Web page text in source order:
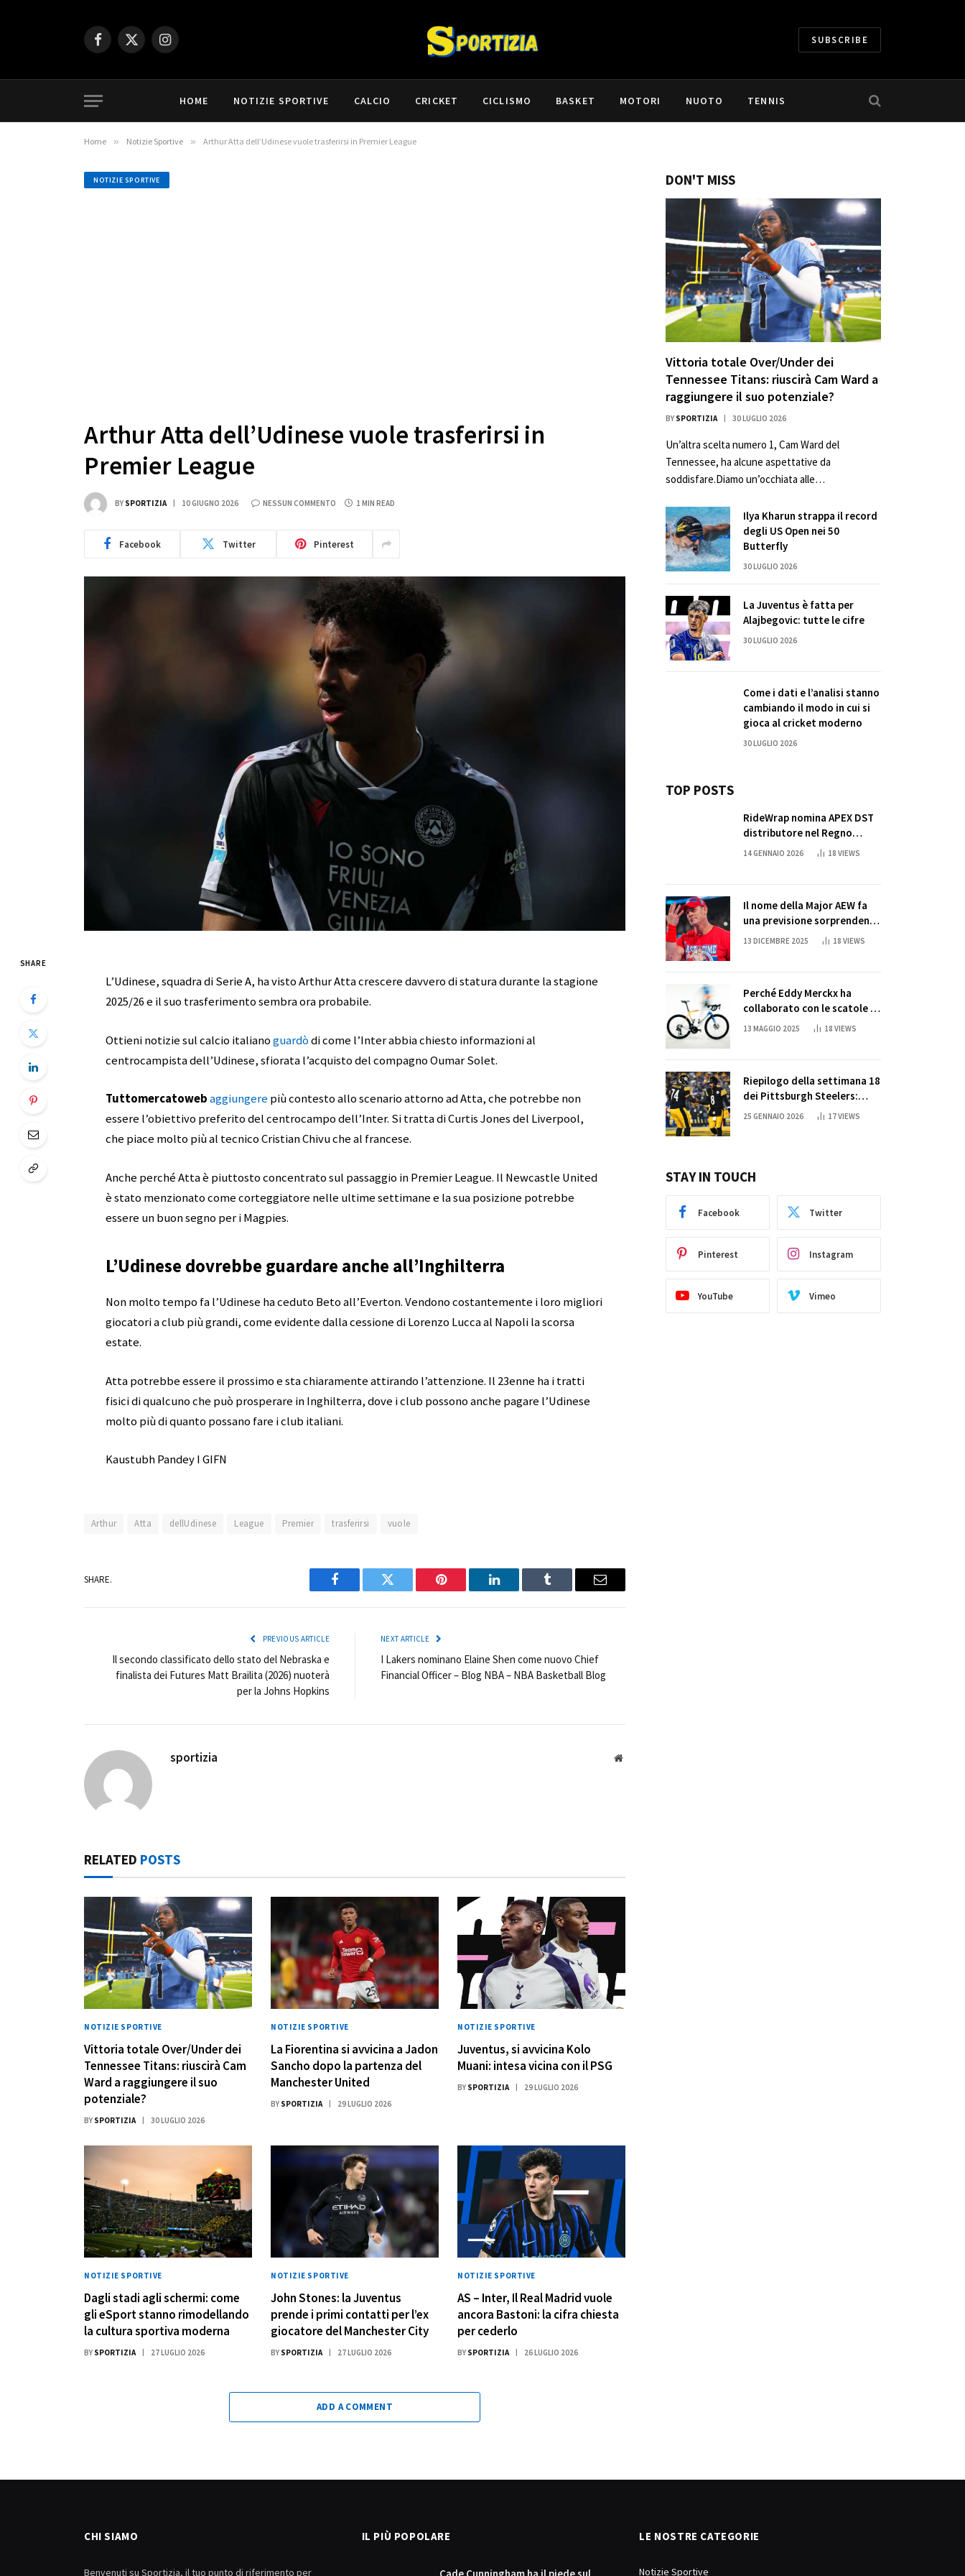
Facebook
X
Instagram SUBSCRIBE
HOME NOTIZIE SPORTIVE CALCIO CRICKET CICLISMO BASKET MOTORI NUOTO TENNIS
Home » Notizie Sportive » Arthur Atta dell’Udinese vuole trasferirsi in Premier League
NOTIZIE SPORTIVE
Arthur Atta dell’Udinese vuole trasferirsi in
Premier League
BY SPORTIZIA 10 GIUGNO 2026 NESSUN COMMENTO 1 MIN READ
Facebook Twitter Pinterest
SHARE
L’Udinese, squadra di Serie A, ha visto Arthur Atta crescere davvero di statura durante la stagione
2025/26 e il suo trasferimento sembra ora probabile.
Ottieni notizie sul calcio italianoguardòdi come l’Inter abbia chiesto informazioni al
centrocampista dell’Udinese, sfiorata l’acquisto del compagno Oumar Solet.
Tuttomercatowebaggiungere più contesto allo scenario attorno ad Atta, che potrebbe non
essere l’obiettivo preferito del centrocampo dell’Inter. Si tratta di Curtis Jones del Liverpool,
che piace molto più al tecnico Cristian Chivu che al francese.
Anche perché Atta è piuttosto concentrato sul passaggio in Premier League. Il Newcastle United
è stato menzionato come corteggiatore nelle ultime settimane e la sua posizione potrebbe
essere un buon segno per i Magpies.
L’Udinese dovrebbe guardare anche all’Inghilterra
Non molto tempo fa l’Udinese ha ceduto Beto all’Everton. Vendono costantemente i loro migliori
giocatori a club più grandi, come evidente dalla cessione di Lorenzo Lucca al Napoli la scorsa
estate.
Atta potrebbe essere il prossimo e sta chiaramente attirando l’attenzione. Il 23enne ha i tratti
fisici di qualcuno che può prosperare in Inghilterra, dove i club possono anche pagare l’Udinese
molto più di quanto possano fare i club italiani.
Kaustubh Pandey I GIFN
Arthur Atta dellUdinese League Premier trasferirsi vuole
SHARE.
Facebook Twitter Pinterest LinkedIn Tumblr Email
PREVIOUS ARTICLE
Il secondo classificato dello stato del Nebraska e
finalista dei Futures Matt Brailita (2026) nuoterà
per la Johns Hopkins
NEXT ARTICLE
I Lakers nominano Elaine Shen come nuovo Chief
Financial Officer – Blog NBA – NBA Basketball Blog
sportizia Website
RELATED POSTS
NOTIZIE SPORTIVE
Vittoria totale Over/Under dei
Tennessee Titans: riuscirà Cam
Ward a raggiungere il suo
potenziale?
BY SPORTIZIA 30 LUGLIO 2026
NOTIZIE SPORTIVE
La Fiorentina si avvicina a Jadon
Sancho dopo la partenza del
Manchester United
BY SPORTIZIA 29 LUGLIO 2026
NOTIZIE SPORTIVE
Juventus, si avvicina Kolo
Muani: intesa vicina con il PSG
BY SPORTIZIA 29 LUGLIO 2026
NOTIZIE SPORTIVE
Dagli stadi agli schermi: come
gli eSport stanno rimodellando
la cultura sportiva moderna
BY SPORTIZIA 27 LUGLIO 2026
NOTIZIE SPORTIVE
John Stones: la Juventus
prende i primi contatti per l’ex
giocatore del Manchester City
BY SPORTIZIA 27 LUGLIO 2026
NOTIZIE SPORTIVE
AS – Inter, Il Real Madrid vuole
ancora Bastoni: la cifra chiesta
per cederlo
BY SPORTIZIA 26 LUGLIO 2026
ADD A COMMENT
DON'T MISS
Vittoria totale Over/Under dei
Tennessee Titans: riuscirà Cam Ward a
raggiungere il suo potenziale?
BY SPORTIZIA 30 LUGLIO 2026
Un’altra scelta numero 1, Cam Ward del
Tennessee, ha alcune aspettative da
soddisfare.Diamo un’occhiata alle…
Ilya Kharun strappa il record
degli US Open nei 50
Butterfly
30 LUGLIO 2026
La Juventus è fatta per
Alajbegovic: tutte le cifre
30 LUGLIO 2026
Come i dati e l’analisi stanno
cambiando il modo in cui si
gioca al cricket moderno
30 LUGLIO 2026
TOP POSTS
RideWrap nomina APEX DST
distributore nel Regno
Unito
14 GENNAIO 2026 18 VIEWS
Il nome della Major AEW fa
una previsione sorprendente
per la partita di ritiro di
13 DICEMBRE 2025 18 VIEWS
Perché Eddy Merckx ha
collaborato con le scatole di
succo di Sun Capri
13 MAGGIO 2025 18 VIEWS
Riepilogo della settimana 18
dei Pittsburgh Steelers:
credi nei miracoli?
25 GENNAIO 2026 17VIEWS
STAY IN TOUCH
Facebook Twitter
Pinterest Instagram
YouTube Vimeo
CHI SIAMO
Benvenuti su Sportizia, il tuo punto di riferimento per
IL PIÙ POPOLARE LE NOSTRE CATEGORIE
Notizie Sportive